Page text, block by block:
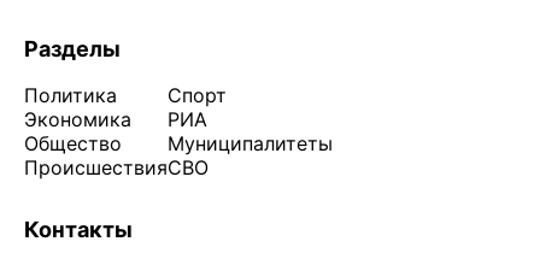
Разделы
Политика
Экономика
Общество
Происшествия
Спорт
РИА
Муниципалитеты
СВО
Контакты